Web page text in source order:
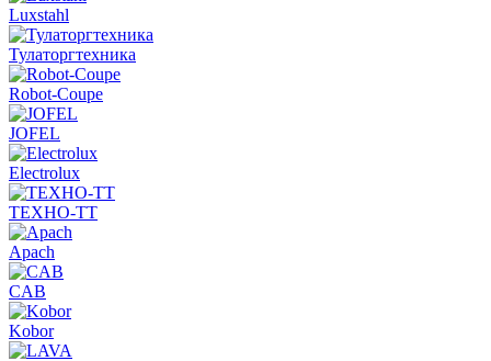
Luxstahl
Тулаторгтехника
Robot-Coupe
JOFEL
Electrolux
ТЕХНО-ТТ
Apach
CAB
Kobor